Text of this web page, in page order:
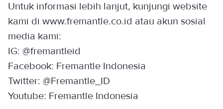
Untuk informasi lebih lanjut, kunjungi website
kami di www.fremantle.co.id atau akun sosial
media kami:
IG: @fremantleid
Facebook: Fremantle Indonesia
Twitter: @Fremantle_ID
Youtube: Fremantle Indonesia